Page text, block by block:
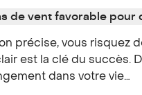
de vent favorable pour
précise, vous
est la clé du succès.
dans votre vie…